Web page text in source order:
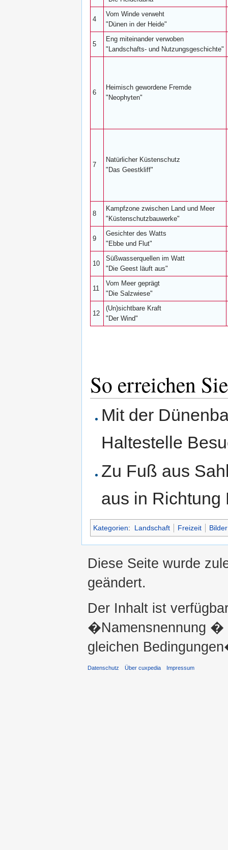
4
Vom Winde verweht
"Dünen in der Heide"
5
Eng miteinander verwoben
"Landschafts- und Nutzungsgeschichte"
6
Heimisch gewordene Fremde
"Neophyten"
7
Natürlicher Küstenschutz
"Das Geestkliff"
8
Kampfzone zwischen Land und Meer
"Küstenschutzbauwerke"
9
Gesichter des Watts
"Ebbe und Flut"
10
Süßwasserquellen im Watt
"Die Geest läuft aus"
11
Vom Meer geprägt
"Die Salzwiese"
12
(Un)sichtbare Kraft
"Der Wind"
So erreichen
Mit der
Haltestelle
Zu Fuß aus
aus in Richtung
Kategorien: Landschaft Freizeit
Diese Seite wurde
geändert.
Der Inhalt ist
�Namensnennung �
gleichen
Datenschutz Über cuxpedia Impressum